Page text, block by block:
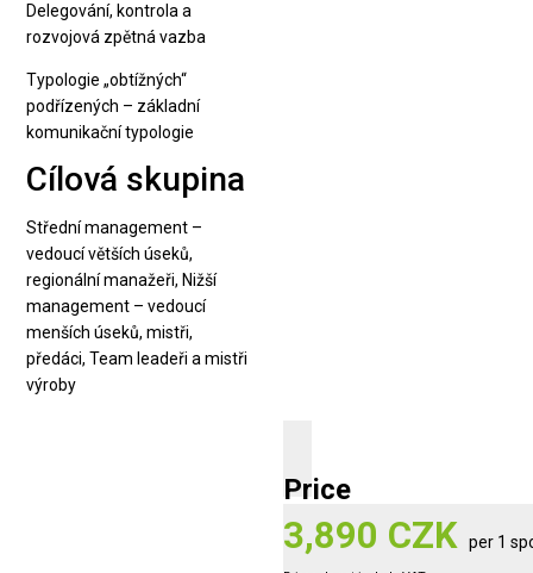
Price
3,890 CZK per 1
Delegování, kontrola a
rozvojová zpětná vazba
Typologie „obtížných“
podřízených – základní
komunikační typologie
Cílová skupina
Střední management –
vedoucí větších úseků,
regionální manažeři, Nižší
management – vedoucí
menších úseků, mistři,
předáci, Team leadeři a mistři
výroby